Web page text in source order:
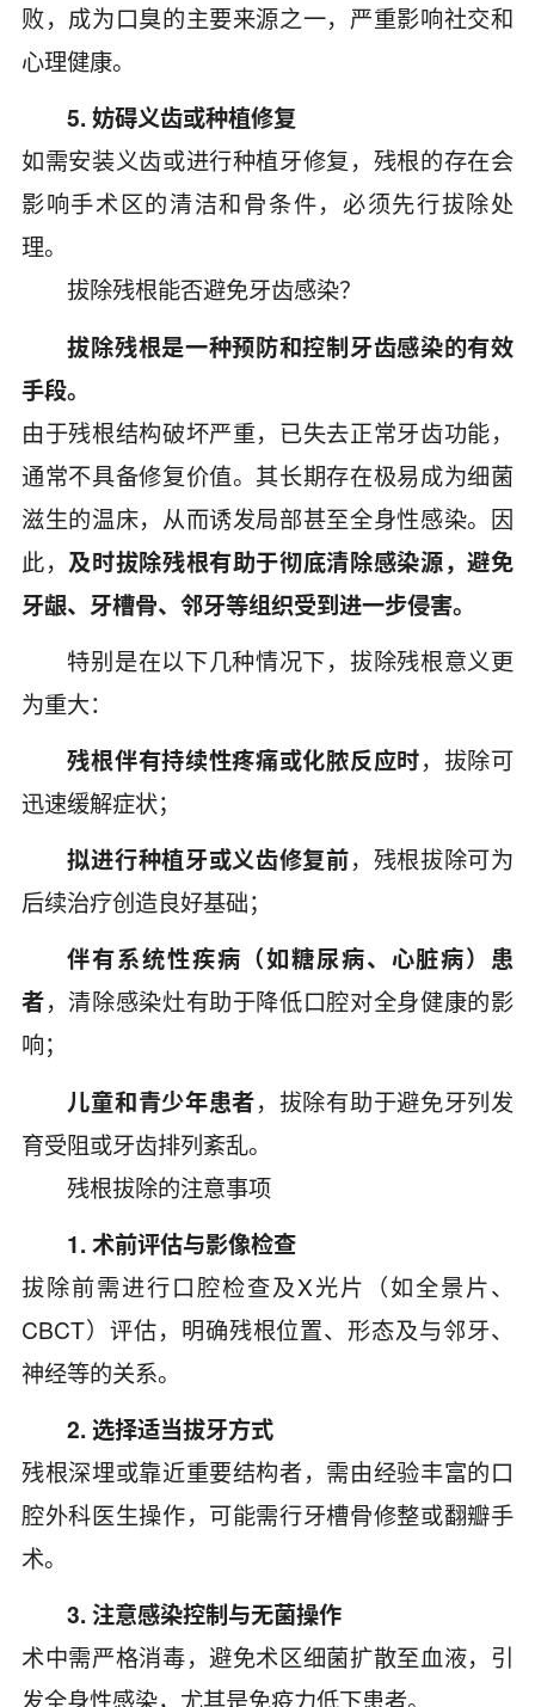
败，成为口臭的主要来源之一，严重影响社交和
心理健康。
5. 妨碍义齿或种植修复
如需安装义齿或进行种植牙修复，残根的存在会
影响手术区的清洁和骨条件，必须先行拔除处
理。
拔除残根能否避免牙齿感染？
拔除残根是一种预防和控制牙齿感染的有效
手段。
由于残根结构破坏严重，已失去正常牙齿功能，
通常不具备修复价值。其长期存在极易成为细菌
滋生的温床，从而诱发局部甚至全身性感染。因
此， 及时拔除残根有助于彻底清除感染源，避免
牙龈、牙槽骨、邻牙等组织受到进一步侵害。
特别是在以下几种情况下，拔除残根意义更
为重大：
残根伴有持续性疼痛或化脓反应时，拔除可
迅速缓解症状；
拟进行种植牙或义齿修复前，残根拔除可为
后续治疗创造良好基础；
伴有系统性疾病（如糖尿病、心脏病）患
者，清除感染灶有助于降低口腔对全身健康的影
响；
儿童和青少年患者，拔除有助于避免牙列发
育受阻或牙齿排列紊乱。
残根拔除的注意事项
1. 术前评估与影像检查
拔除前需进行口腔检查及X光片（如全景片、
CBCT）评估，明确残根位置、形态及与邻牙、
神经等的关系。
2. 选择适当拔牙方式
残根深埋或靠近重要结构者，需由经验丰富的口
腔外科医生操作，可能需行牙槽骨修整或翻瓣手
术。
3. 注意感染控制与无菌操作
术中需严格消毒，避免术区细菌扩散至血液，引
发全身性感染，尤其是免疫力低下患者。